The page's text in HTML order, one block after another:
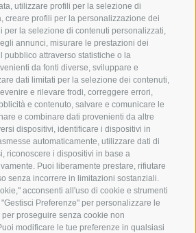
utilizzare profili per la selezione di
creare profili per la personalizzazione dei
per la selezione di contenuti personalizzati,
annunci, misurare le prestazioni dei
pubblico attraverso statistiche o la
da fonti diverse, sviluppare e
dati limitati per la selezione dei contenuti,
e rilevare frodi, correggere errori,
e contenuto, salvare e comunicare le
e combinare dati provenienti da altre
dispositivi, identificare i dispositivi in
automaticamente, utilizzare dati di
riconoscere i dispositivi in base a
Puoi liberamente prestare, rifiutare
senza incorrere in limitazioni sostanziali.
acconsenti all'uso di cookie e strumenti
Preferenze" per personalizzare le
proseguire senza cookie non
modificare le tue preferenze in qualsiasi
PRIVACY POLICY
COOKIE POLICY
PAGAMENTI SICURI
AZIENDA
CHI SIAMO
MARCHI TRATTATI
CONDOMINI
Bonifico